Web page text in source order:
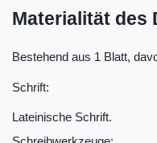
Materialität des
Bestehend aus 1 Blatt,
Schrift:
Lateinische Schrift.